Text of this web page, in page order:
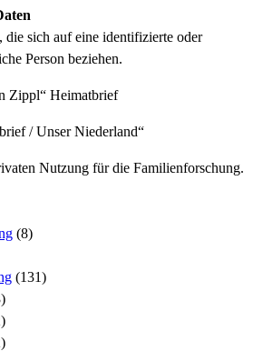
sich auf eine identifizierte oder
Person beziehen.
Zippl“ Heimatbrief
/ Unser Niederland“
Nutzung für die Familienforschung.
(8)
(131)